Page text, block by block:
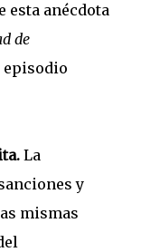
esta anécdota
de
episodio
La
y
mismas